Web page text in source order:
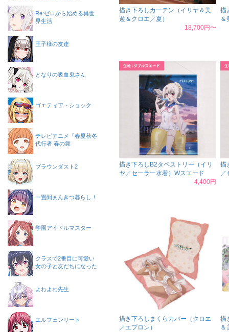
描き下ろしカーテン（イリヤ＆美
遊＆クロエ／夏）
18,700円〜
描
＆
描き下ろしB2タペストリー（イリ
ヤ／セーラー水着）Wスエード
4,400円
描
／
描き下ろしまくらカバー（クロエ
／エプロン）
描
＆
Re:ゼロから始める異世
界生活
王子様の友達
となりの吸血鬼さん
ゴエティア・ショック
テレビアニメ『春夏秋冬
代行者 春の舞
ブラウンダスト2
一畳間まんきつ暮らし！
学園アイドルマスター
クラスで2番目に可愛い
女の子と友だちになった
よわよわ先生
エルフェンリート